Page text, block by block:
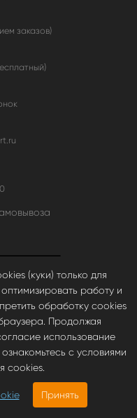
руб
заказов)
(куки) только для
работу и
обработку cookies
Продолжая
использование
с условиями
cookies.
Принять